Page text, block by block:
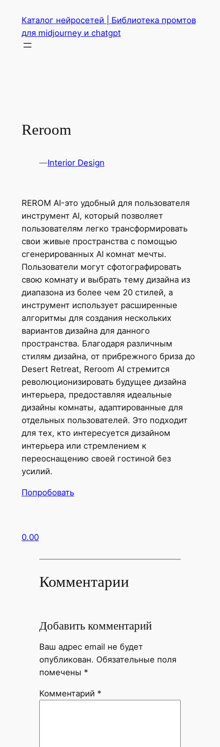
содержимому
Каталог нейросетей | Библиотека промтов
для midjourney и chatgpt
Reroom
—Interior Design
REROM AI-это удобный для пользователя
инструмент AI, который позволяет
пользователям легко трансформировать
свои живые пространства с помощью
сгенерированных AI комнат мечты.
Пользователи могут сфотографировать
свою комнату и выбрать тему дизайна из
диапазона из более чем 20 стилей, а
инструмент использует расширенные
алгоритмы для создания нескольких
вариантов дизайна для данного
пространства. Благодаря различным
стилям дизайна, от прибрежного бриза до
Desert Retreat, Reroom AI стремится
революционизировать будущее дизайна
интерьера, предоставляя идеальные
дизайны комнаты, адаптированные для
отдельных пользователей. Это подходит
для тех, кто интересуется дизайном
интерьера или стремлением к
переоснащению своей гостиной без
усилий.
Попробовать
0.00
Комментарии
Добавить комментарий
Ваш адрес email не будет
опубликован. Обязательные поля
помечены *
Комментарий *